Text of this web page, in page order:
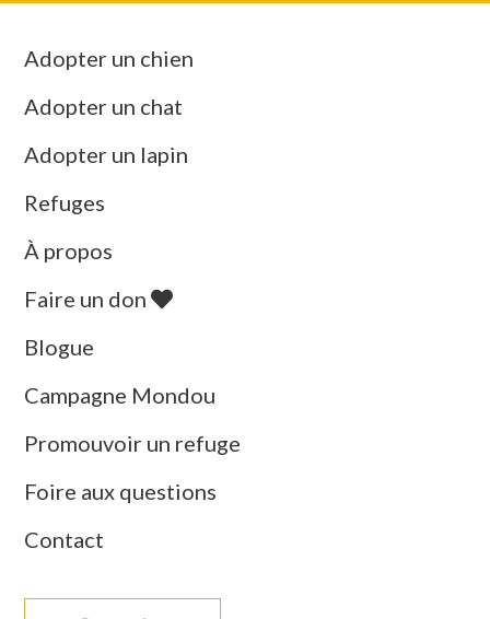
Adopter un chien
Adopter un chat
Adopter un lapin
Refuges
À propos
Faire un don
Blogue
Campagne Mondou
Promouvoir un refuge
Foire aux questions
Contact